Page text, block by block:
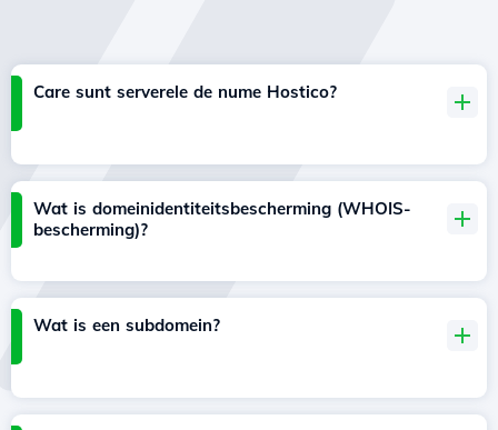
Care sunt serverele de nume Hostico?
Wat is domeinidentiteitsbescherming (WHOIS-
bescherming)?
Wat is een subdomein?